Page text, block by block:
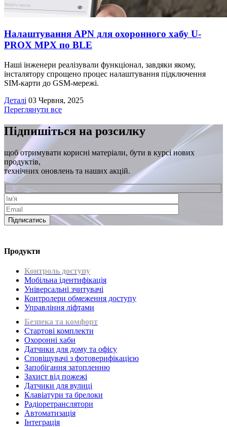
Налаштування APN для охоронного хабу U-
PROX MPX по BLE
Наші інженери реалізували функціонал, завдяки якому,
інсталятору спрощено процес налаштування підключення
SIM-карти до GSM-мережі.
Деталі 03 Червня, 2025
Переглянути все
Підпишіться на розсилку
щоб отримувати корисні матеріали, бути в курсі нових
продуктів,
технічних оновлень та наших акцій.
Підписатись
Продукти
Контроль доступу
Мобільна ідентифікація
Універсальні зчитувачі
Контролери обмеження доступу
Управління ліфтами
Безпека та комфорт
Стартові комплекти
Охоронні хаби
Датчики для дому та офісу
Сповіщувачі з фотоверифікацією
Запобігання затопленню
Захист від пожежі
Датчики для вулиці
Клавіатури та брелоки
Радіоретранслятори
Автоматизація
Інтеграція